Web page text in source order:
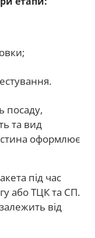
посаду,
та вид
оформлює
під час
або ТЦК та СП.
від